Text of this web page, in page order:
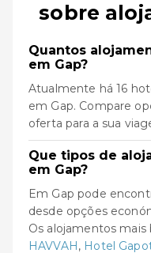
sobre
Quantos
em Gap?
Atualmente há 16
em Gap. Compare
oferta para a sua
Que tipos de
em Gap?
Em Gap pode
desde opções
Os alojamentos mais
HAVVAH, Hotel